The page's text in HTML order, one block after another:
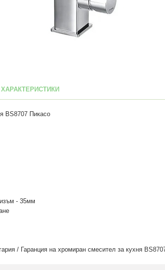
ХАРАКТЕРИСТИКИ
BS8707 Пикасо
- 35мм
/ Гаранция на хромиран смесител за кухня